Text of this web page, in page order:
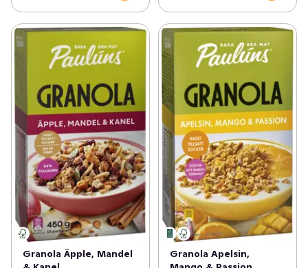
Granola Äpple, Mandel
Granola Apelsin,